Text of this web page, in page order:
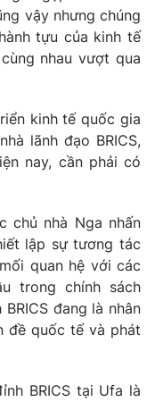
sản
Việt
bằng AI
vậy nhưng chúng
tựu của kinh tế
nhau vượt qua
kinh tế quốc gia
lãnh đạo BRICS,
nay, cần phải có
chủ nhà Nga nhấn
lập sự tương tác
quan hệ với các
trong chính sách
đang là nhân
đề quốc tế và phát
BRICS tại Ufa là